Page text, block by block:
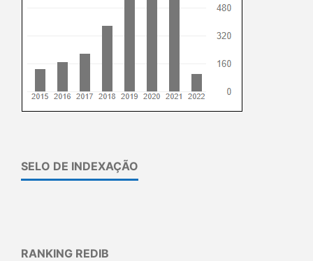
SELO DE INDEXAÇÃO
RANKING REDIB